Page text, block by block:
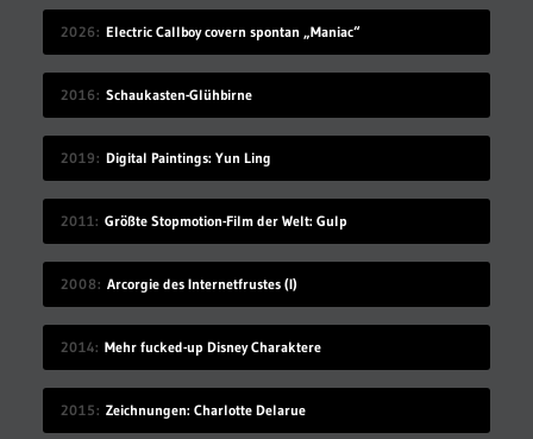
2026 Electric Callboy covern spontan „Maniac“
2016 Schaukasten-Glühbirne
2019 Digital Paintings: Yun Ling
2011 Größte Stopmotion-Film der Welt: Gulp
2008 Arcorgie des Internetfrustes (I)
2014 Mehr fucked-up Disney Charaktere
2015 Zeichnungen: Charlotte Delarue